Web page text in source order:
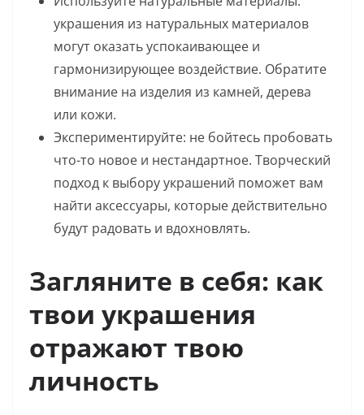
украшения из натуральных материалов
могут оказать успокаивающее и
гармонизирующее воздействие. Обратите
внимание на изделия из камней, дерева
или кожи.
Экспериментируйте: не бойтесь пробовать
что-то новое и нестандартное. Творческий
подход к выбору украшений поможет вам
найти аксессуары, которые действительно
будут радовать и вдохновлять.
Загляните в себя: как
твои украшения
отражают твою
личность